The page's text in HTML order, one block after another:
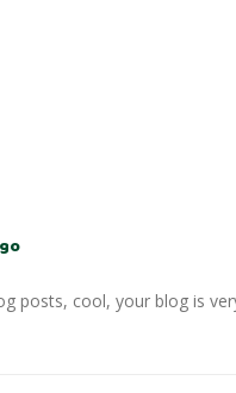
posts, cool, your blog is